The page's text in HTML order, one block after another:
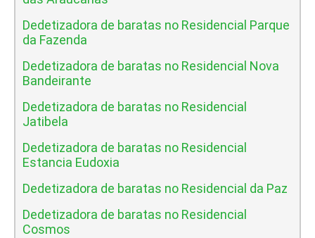
Dedetizadora de baratas no Residencial Parque
da Fazenda
Dedetizadora de baratas no Residencial Nova
Bandeirante
Dedetizadora de baratas no Residencial
Jatibela
Dedetizadora de baratas no Residencial
Estancia Eudoxia
Dedetizadora de baratas no Residencial da Paz
Dedetizadora de baratas no Residencial
Cosmos